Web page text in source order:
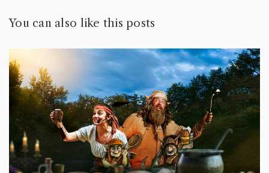
You can also like this posts